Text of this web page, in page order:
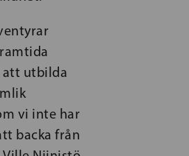
att utbilda
vi inte har
backa från